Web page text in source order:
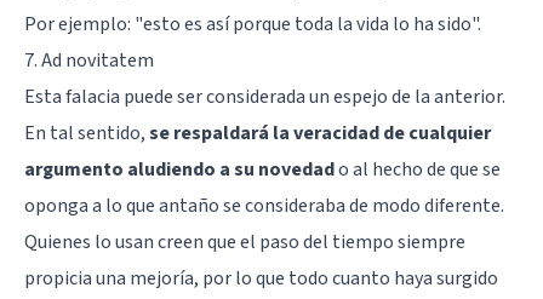
Por ejemplo: "esto es así porque toda la vida lo ha sido".
7. Ad novitatem
Esta falacia puede ser considerada un espejo de la anterior.
En tal sentido,se respaldará la veracidad de cualquier
argumento aludiendo a su novedado al hecho de que se
oponga a lo que antaño se consideraba de modo diferente.
Quienes lo usan creen que el paso del tiempo siempre
propicia una mejoría, por lo que todo cuanto haya surgido